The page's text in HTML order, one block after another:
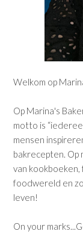
Welkom op
Op Marina's
motto is
mensen
bakrecepten. Op
van kookboeken,
foodwereld en
leven!
On your